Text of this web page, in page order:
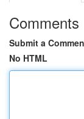
Comments
Submit a
No HTML